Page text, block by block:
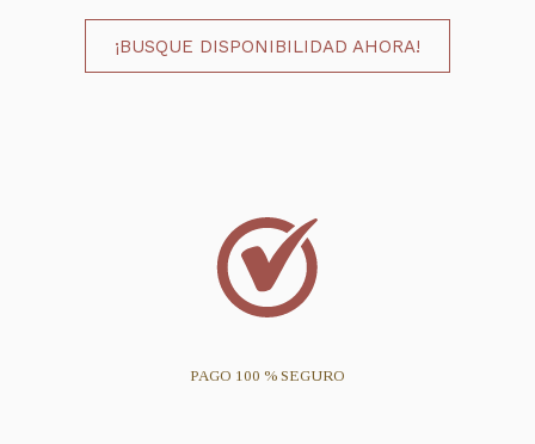
¡BUSQUE DISPONIBILIDAD AHORA!
PAGO 100 % SEGURO